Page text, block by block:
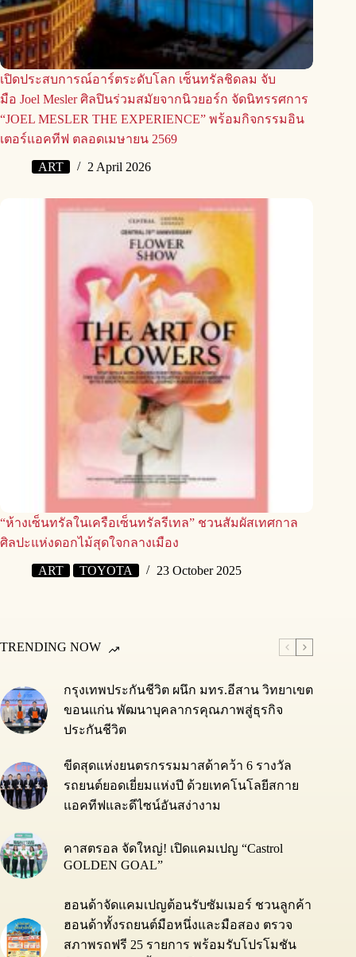
เปิดประสบการณ์อาร์ตระดับโลก เซ็นทรัลชิดลม จับ
มือ Joel Mesler ศิลปินร่วมสมัยจากนิวยอร์ก จัดนิทรรศการ
“JOEL MESLER THE EXPERIENCE” พร้อมกิจกรรมอิน
เตอร์แอคทีฟ ตลอดเมษายน 2569
ART 2 April 2026
“ห้างเซ็นทรัลในเครือเซ็นทรัลรีเทล” ชวนสัมผัสเทศกาล
ศิลปะแห่งดอกไม้สุดใจกลางเมือง
ART TOYOTA 23 October 2025
TRENDING NOW
กรุงเทพประกันชีวิต ผนึก มทร.อีสาน วิทยาเขต
ขอนแก่น พัฒนาบุคลากรคุณภาพสู่ธุรกิจ
ประกันชีวิต
ขีดสุดแห่งยนตรกรรมมาสด้าคว้า 6 รางวัล
รถยนต์ยอดเยี่ยมแห่งปี ด้วยเทคโนโลยีสกาย
แอคทีฟและดีไซน์อันสง่างาม
คาสตรอล จัดใหญ่! เปิดแคมเปญ “Castrol
GOLDEN GOAL”
ฮอนด้าจัดแคมเปญต้อนรับซัมเมอร์ ชวนลูกค้า
ฮอนด้าทั้งรถยนต์มือหนึ่งและมือสอง ตรวจ
สภาพรถฟรี 25 รายการ พร้อมรับโปรโมชัน